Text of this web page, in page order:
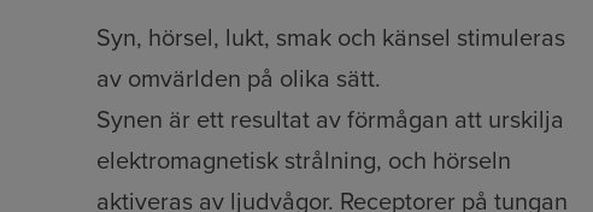
Syn, hörsel, lukt, smak och känsel stimuleras
av omvärlden på olika sätt.
Synen är ett resultat av förmågan att urskilja
elektromagnetisk strålning, och hörseln
aktiveras av ljudvågor. Receptorer på tungan